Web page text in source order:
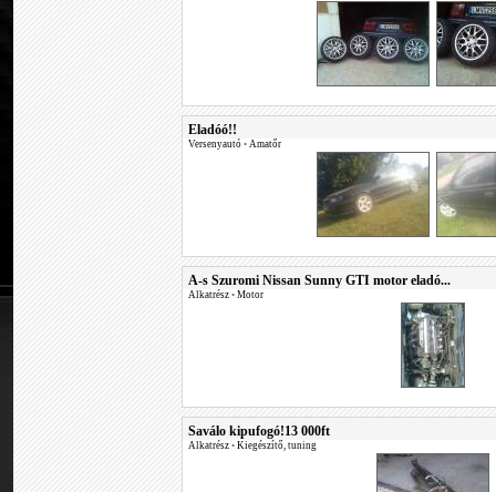
Eladóó!!
Versenyautó • Amatőr
A-s Szuromi Nissan Sunny GTI motor eladó...
Alkatrész • Motor
Saválo kipufogó!13 000ft
Alkatrész • Kiegészítő, tuning